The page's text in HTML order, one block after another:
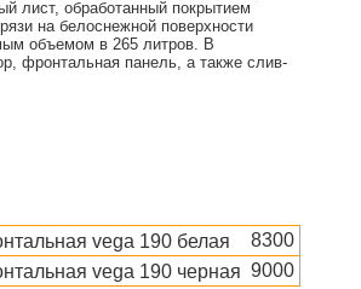
лист, обработанный покрытием
на белоснежной поверхности
объемом в 265 литров. В
фронтальная панель, а также слив-
vega 190 белая
8300
vega 190 черная 9000